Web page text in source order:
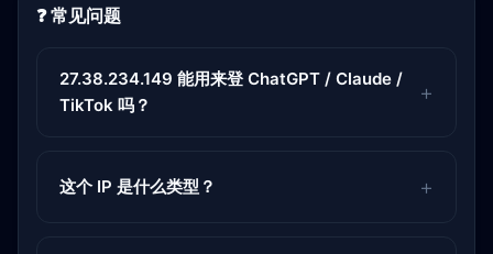
❓ 常见问题
27.38.234.149 能用来登 ChatGPT / Claude /
TikTok 吗？
这个 IP 是什么类型？